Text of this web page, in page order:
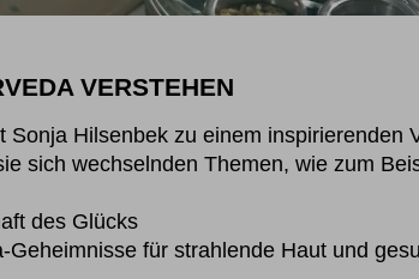
VERSTEHEN
Hilsenbek zu einem inspirierenden
sich wechselnden Themen, wie zum
des Glücks
Geheimnisse für strahlende Haut und